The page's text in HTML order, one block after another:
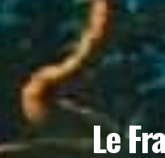
Le